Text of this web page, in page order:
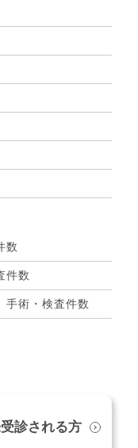
数
件数
術・検査件数
診される方